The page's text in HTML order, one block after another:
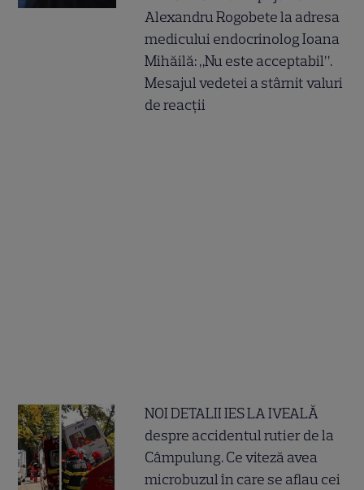
Alexandru Rogobete la adresa
medicului endocrinolog Ioana
Mihăilă: „Nu este acceptabil”.
Mesajul vedetei a stârnit valuri
de reacții
NOI DETALII IES LA IVEALĂ
despre accidentul rutier de la
Câmpulung. Ce viteză avea
microbuzul în care se aflau cei